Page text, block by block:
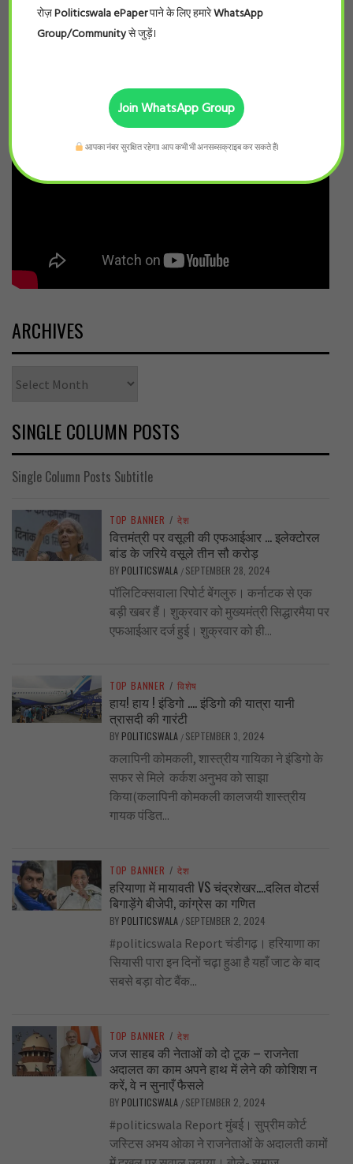
ARCHIVES
SINGLE COLUMN POSTS
Single Column Posts Subtitle
TOP BANNER / देश
वित्तमंत्री पर वसूली की एफआईआर … इलेक्टोरल
बांड के जरिये वसूले तीन सौ करोड़
BY POLITICSWALA / SEPTEMBER 28, 2024
पॉलिटिक्सवाला रिपोर्ट बेंगलुरु। कर्नाटक से एक
बड़ी खबर हैं। शुक्रवार को मुख्यमंत्री सिद्धारमैया पर
एफआईआर दर्ज हुई। शुक्रवार को ही...
TOP BANNER / विशेष
हाय! हाय ! इंडिगो …. इंडिगो की यात्रा यानी
त्रासदी की गारंटी
BY POLITICSWALA / SEPTEMBER 3, 2024
कलापिनी कोमकली, शास्त्रीय गायिका ने इंडिगो के
सफर से मिले कर्कश अनुभव को साझा
किया(कलापिनी कोमकली कालजयी शास्त्रीय
गायक पंडित...
TOP BANNER / देश
हरियाणा में मायावती VS चंद्रशेखर….दलित वोटर्स
बिगाड़ेंगे बीजेपी, कांग्रेस का गणित
BY POLITICSWALA / SEPTEMBER 2, 2024
#politicswala Report चंडीगढ़। हरियाणा का
सियासी पारा इन दिनों चढ़ा हुआ है यहाँ जाट के बाद
सबसे बड़ा वोट बैंक...
TOP BANNER / देश
जज साहब की नेताओं को दो टूक – राजनेता
अदालत का काम अपने हाथ में लेने की कोशिश न
करें, वे न सुनाएँ फैसले
BY POLITICSWALA / SEPTEMBER 2, 2024
#politicswala Report मुंबई। सुप्रीम कोर्ट
जस्टिस अभय ओका ने राजनेताओं के अदालती कामों
रोज़Politicswala ePaperपाने के लिए हमारेWhatsApp
Group/Communityसे जुड़ें।
Join WhatsApp Group
आपका नंबर सुरक्षित रहेगा। आप कभी भी अनसब्सक्राइब कर सकते हैं।